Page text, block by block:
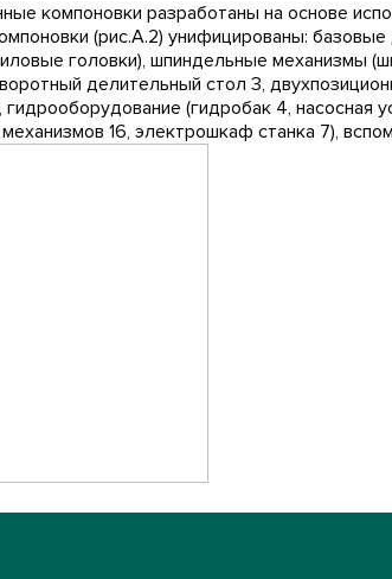
компоновки разработаны на основе
(рис.А.2) унифицированы:
головки), шпиндельные механизмы
делительный стол 3,
гидрооборудование (гидробак 4,
16, электрошкаф станка 7),